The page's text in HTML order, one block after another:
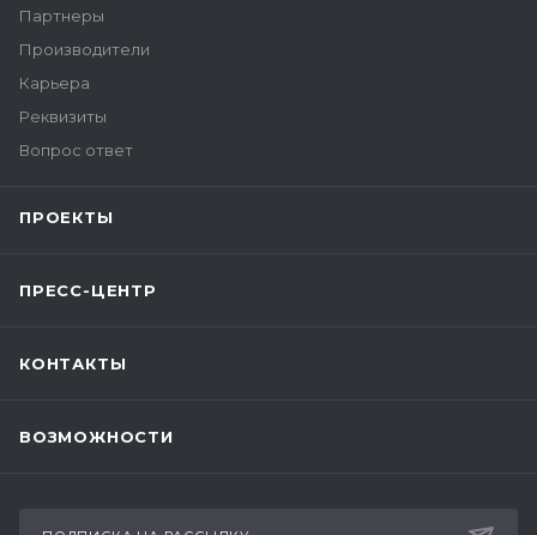
Партнеры
Производители
Карьера
Реквизиты
Вопрос ответ
ПРОЕКТЫ
ПРЕСС-ЦЕНТР
КОНТАКТЫ
ВОЗМОЖНОСТИ